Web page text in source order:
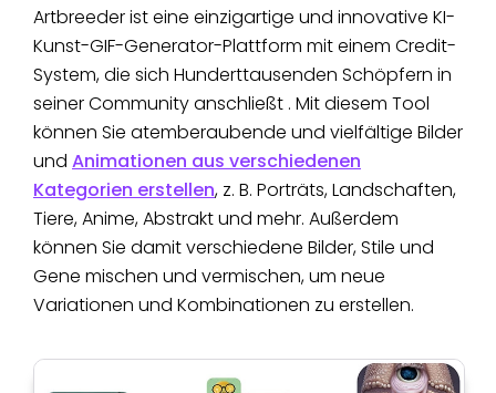
Artbreeder ist eine einzigartige und innovative KI-
Kunst-GIF-Generator-Plattform mit einem Credit-
System, die sich Hunderttausenden Schöpfern in
seiner Community anschließt . Mit diesem Tool
können Sie atemberaubende und vielfältige Bilder
und Animationen aus verschiedenen
Kategorien erstellen, z. B. Porträts, Landschaften,
Tiere, Anime, Abstrakt und mehr. Außerdem
können Sie damit verschiedene Bilder, Stile und
Gene mischen und vermischen, um neue
Variationen und Kombinationen zu erstellen.